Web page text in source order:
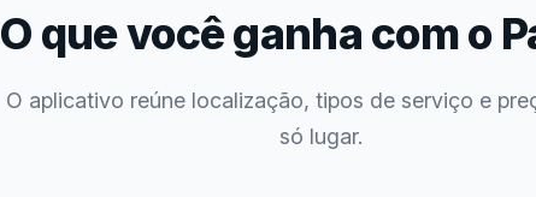
O que você ganha com o
O aplicativo reúne localização, tipos de serviço e
só lugar.